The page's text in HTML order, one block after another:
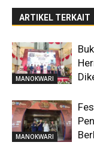
ARTIKEL TERKAIT
MANOKWARI
MANOKWARI